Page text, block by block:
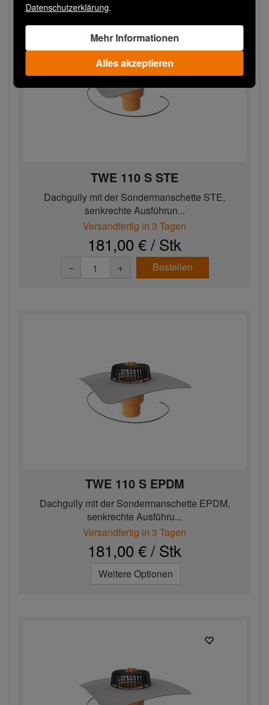
Datenschutzerklärung.
Mehr Informationen
Alles akzeptieren
TWE 110 S STE
Dachgully mit der Sondermanschette STE,
senkrechte Ausführun...
Versandfertig in 3 Tagen
181,00 € / Stk
− + Bestellen
TWE 110 S EPDM
Dachgully mit der Sondermanschette EPDM,
senkrechte Ausführu...
Versandfertig in 3 Tagen
181,00 € / Stk
Weitere Optionen